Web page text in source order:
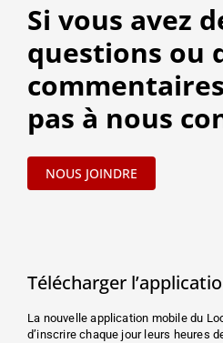
Si vous avez
questions ou
pas à nous
NOUS JOINDRE
Télécharger
La nouvelle application mobile du
d’inscrire chaque jour leurs heures